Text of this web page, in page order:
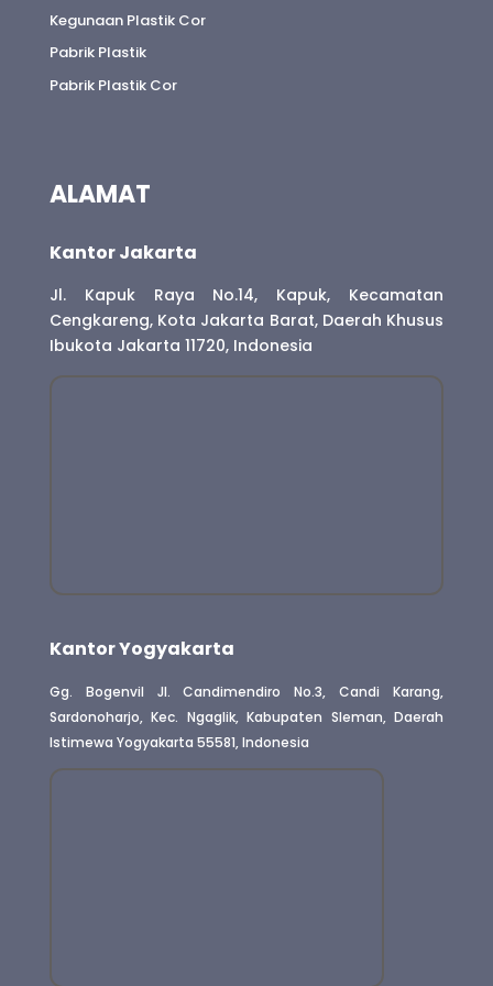
Kegunaan Plastik Cor
Pabrik Plastik
Pabrik Plastik Cor
ALAMAT
Kantor Jakarta
Jl. Kapuk Raya No.14, Kapuk, Kecamatan
Cengkareng, Kota Jakarta Barat, Daerah Khusus
Ibukota Jakarta 11720, Indonesia
Kantor Yogyakarta
Gg. Bogenvil Jl. Candimendiro No.3, Candi Karang,
Sardonoharjo, Kec. Ngaglik, Kabupaten Sleman, Daerah
Istimewa Yogyakarta 55581, Indonesia